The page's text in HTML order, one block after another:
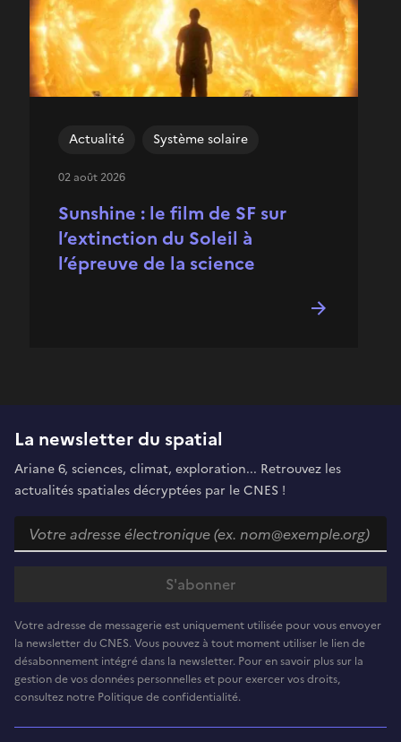
Sunshine : le film de SF sur
l’extinction du Soleil à
l’épreuve de la science
Actualité Système solaire
02 août 2026
La newsletter du spatial
Ariane 6, sciences, climat, exploration... Retrouvez les
actualités spatiales décryptées par le CNES !
Votre adresse de messagerie est uniquement utilisée pour vous envoyer
la newsletter du CNES. Vous pouvez à tout moment utiliser le lien de
désabonnement intégré dans la newsletter. Pour en savoir plus sur la
gestion de vos données personnelles et pour exercer vos droits,
consultez notre Politique de confidentialité.